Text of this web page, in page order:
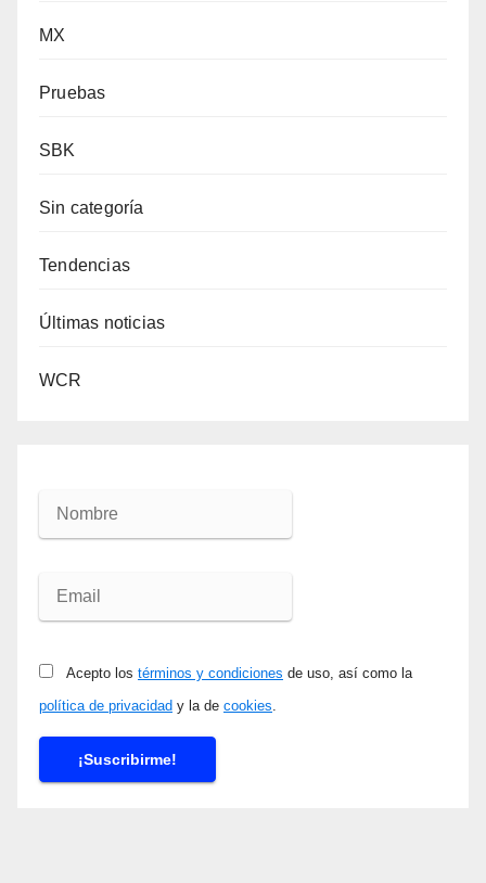
MX
Pruebas
SBK
Sin categoría
Tendencias
Últimas noticias
WCR
Acepto los términos y condiciones de uso, así como la
política de privacidad y la de cookies.